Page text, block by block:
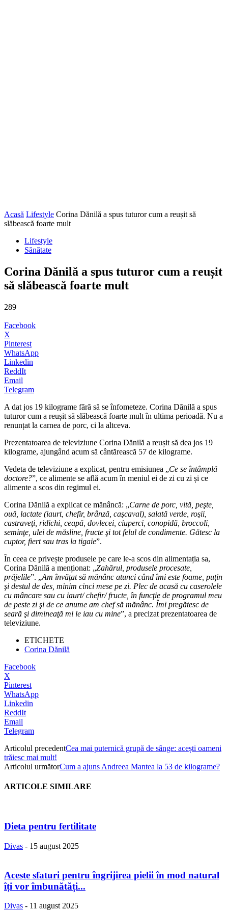
Acasă Lifestyle Corina Dănilă a spus tuturor cum a reușit să
slăbească foarte mult
Lifestyle
Sănătate
Corina Dănilă a spus tuturor cum a reușit
să slăbească foarte mult
289
Facebook
X
Pinterest
WhatsApp
Linkedin
ReddIt
Email
Telegram
A dat jos 19 kilograme fără să se înfometeze. Corina Dănilă a spus
tuturor cum a reușit să slăbească foarte mult în ultima perioadă. Nu a
renunțat la carnea de porc, ci la altceva.
Prezentatoarea de televiziune Corina Dănilă a reușit să dea jos 19
kilograme, ajungând acum să cântărească 57 de kilograme.
Vedeta de televiziune a explicat, pentru emisiunea „Ce se întâmplă
doctore?”, ce alimente se află acum în meniul ei de zi cu zi și ce
alimente a scos din regimul ei.
Corina Dănilă a explicat ce mănâncă: „Carne de porc, vită, peşte,
ouă, lactate (iaurt, chefir, brânză, caşcaval), salată verde, roşii,
castraveţi, ridichi, ceapă, dovlecei, ciuperci, conopidă, broccoli,
seminţe, ulei de măsline, fructe şi tot felul de condimente. Gătesc la
cuptor, fiert sau tras la tigaie”.
În ceea ce privește produsele pe care le-a scos din alimentația sa,
Corina Dănilă a menționat: „Zahărul, produsele procesate,
prăjelile”. „Am învăţat să mănânc atunci când îmi este foame, puţin
şi destul de des, minim cinci mese pe zi. Plec de acasă cu caserolele
cu mâncare sau cu iaurt/ chefir/ fructe, în funcţie de programul meu
de peste zi şi de ce anume am chef să mănânc. Îmi pregătesc de
seară şi dimineaţă mi le iau cu mine”, a precizat prezentatoarea de
televiziune.
ETICHETE
Corina Dănilă
Facebook
X
Pinterest
WhatsApp
Linkedin
ReddIt
Email
Telegram
Articolul precedentCea mai puternică grupă de sânge: acești oameni
trăiesc mai mult!
Articolul următorCum a ajuns Andreea Mantea la 53 de kilograme?
ARTICOLE SIMILARE
Dieta pentru fertilitate
Divas - 15 august 2025
Aceste sfaturi pentru îngrijirea pielii în mod natural
îți vor îmbunătăți...
Divas - 11 august 2025